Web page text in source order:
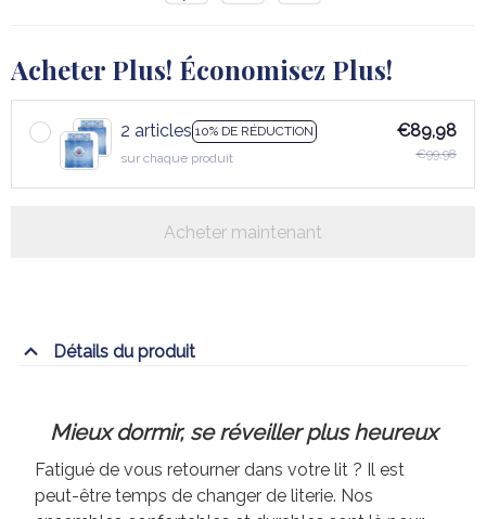
Acheter Plus! Économisez Plus!
2 articles 10% DE RÉDUCTION
sur chaque produit
€89,98
€99,98
Acheter maintenant
Détails du produit
Mieux dormir, se réveiller plus heureux
Fatigué de vous retourner dans votre lit ? Il est
peut-être temps de changer de literie. Nos